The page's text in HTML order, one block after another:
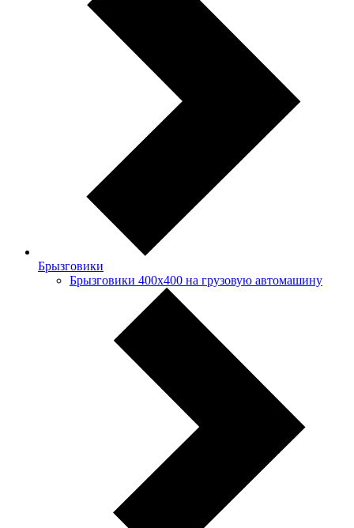
Брызговики
Брызговики 400х400 на грузовую автомашину